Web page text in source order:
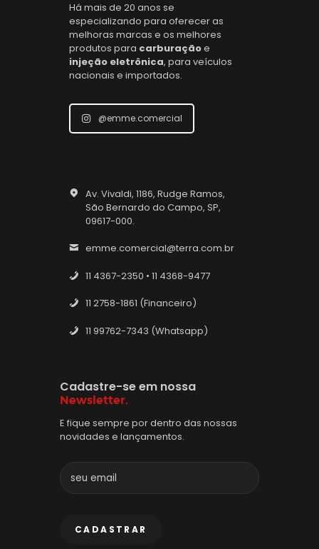
Há mais de 20 anos se
especializando para oferecer as
melhoras marcas e os melhores
produtos para carburaçãoe
injeção eletrônica, para veículos
nacionais e importados.
@emme.comercial
Av. Vivaldi, 1186, Rudge Ramos,
São Bernardo do Campo, SP,
09617-000.
emme.comercial@terra.com.br
11 4367-2350 • 11 4368-9477
11 2758-1861 (Financeiro)
11 99762-7343 (Whatsapp)
Cadastre-se em nossa
Newsletter.
E fique sempre por dentro das nossas
novidades e lançamentos.